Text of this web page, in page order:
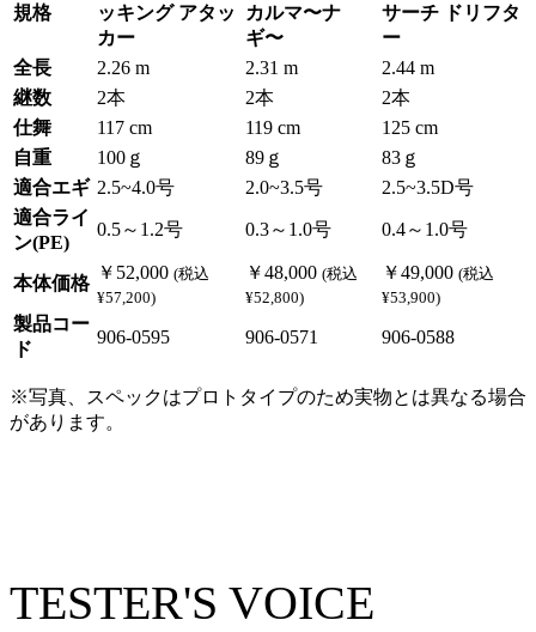
規格
ッキング アタッ
カー
カルマ〜ナ
ギ〜
サーチ ドリフタ
ー
全長
2.26 m 2.31 m
2.44 m
継数
2本 2本
2本
仕舞
117 cm 119 cm
125 cm
自重
100ｇ 89ｇ
83ｇ
適合エギ 2.5~4.0号 2.0~3.5号
2.5~3.5D号
適合ライ
ン(PE)
0.5～1.2号 0.3～1.0号 0.4～1.0号
本体価格
￥52,000 (税込
¥57,200)
￥48,000 (税込
¥52,800)
￥49,000 (税込
¥53,900)
製品コー
ド
906-0595 906-0571 906-0588
※写真、スペックはプロトタイプのため実物とは異なる場合
があります。
TESTER'S VOICE